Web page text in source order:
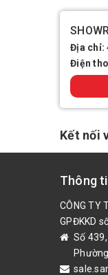
Địa chỉ:
Điện
Kết nối
Thông
CÔNG TY
GPĐKKD
Số